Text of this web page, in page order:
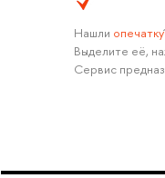
Нашли опечатку
Выделите её,
Сервис